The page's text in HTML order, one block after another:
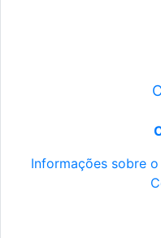
Informações sobre